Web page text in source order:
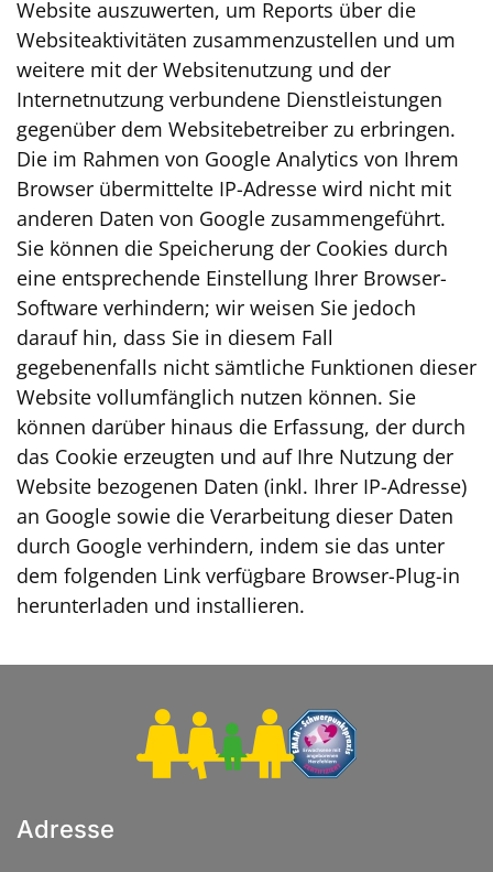
Website auszuwerten, um Reports über die
Websiteaktivitäten zusammenzustellen und um
weitere mit der Websitenutzung und der
Internetnutzung verbundene Dienstleistungen
gegenüber dem Websitebetreiber zu erbringen.
Die im Rahmen von Google Analytics von Ihrem
Browser übermittelte IP-Adresse wird nicht mit
anderen Daten von Google zusammengeführt.
Sie können die Speicherung der Cookies durch
eine entsprechende Einstellung Ihrer Browser-
Software verhindern; wir weisen Sie jedoch
darauf hin, dass Sie in diesem Fall
gegebenenfalls nicht sämtliche Funktionen dieser
Website vollumfänglich nutzen können. Sie
können darüber hinaus die Erfassung, der durch
das Cookie erzeugten und auf Ihre Nutzung der
Website bezogenen Daten (inkl. Ihrer IP-Adresse)
an Google sowie die Verarbeitung dieser Daten
durch Google verhindern, indem sie das unter
dem folgenden Link verfügbare Browser-Plug-in
herunterladen und installieren.
Adresse